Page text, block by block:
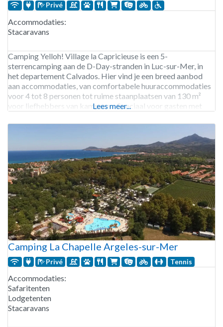
Privé
Accommodaties:
Stacaravans
Camping Yelloh! Village la Capricieuse is een 5-
sterrencamping aan de D-Day-stranden in Luc-sur-Mer, in
het departement Calvados. Hier vind je een breed aanbod
aan accommodaties, van comfortabele huuraccommodaties
voor 4 tot 8 personen tot ruime staanplaatsen van 130 m²
voor liefhebbers van kamperen. Speciaal voor gasten met
accommodatie beschikbaar, geschikt voor 4
Lees meer...
Camping La Chapelle Argeles-sur-Mer
Privé Tennis
Accommodaties:
Safaritenten
Lodgetenten
Stacaravans